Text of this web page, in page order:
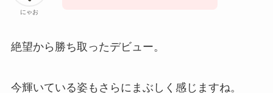
にゃお
絶望から勝ち取ったデビュー。
今輝いている姿もさらにまぶしく感じますね。